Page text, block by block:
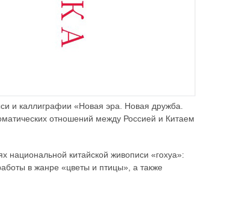
и каллиграфии «Новая эра. Новая дружба.
отношений между Россией и Китаем
национальной китайской живописи «гохуа»:
в жанре «цветы и птицы», а также